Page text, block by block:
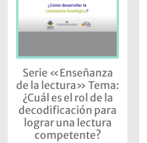
Serie «Enseñanza
de la lectura» Tema:
¿Cuál es el rol de la
decodificación para
lograr una lectura
competente?